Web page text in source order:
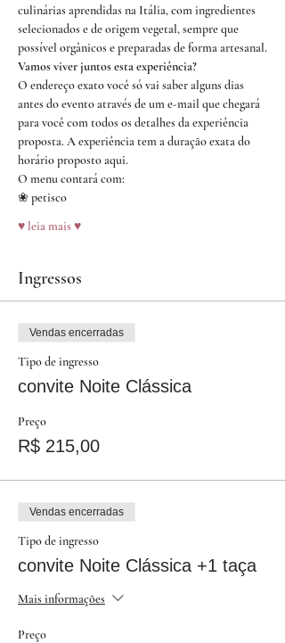
culinárias aprendidas na Itália, com ingredientes
selecionados e de origem vegetal, sempre que
possível orgânicos e preparadas de forma artesanal.
Vamos viver juntos esta experiência?
O endereço exato você só vai saber alguns dias
antes do evento através de um e-mail que chegará
para você com todos os detalhes da experiência
proposta. A experiência tem a duração exata do
horário proposto aqui.
O menu contará com:
❀ petisco
♥ leia mais ♥
Ingressos
Vendas encerradas
Tipo de ingresso
convite Noite Clássica
Preço
R$ 215,00
Vendas encerradas
Tipo de ingresso
convite Noite Clássica +1 taça
Mais informações
Preço